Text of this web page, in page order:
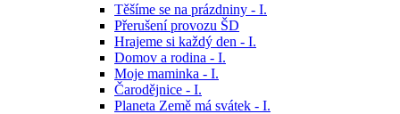
Těšíme se na prázdniny - I.
Přerušení provozu ŠD
Hrajeme si každý den - I.
Domov a rodina - I.
Moje maminka - I.
Čarodějnice - I.
Planeta Země má svátek - I.